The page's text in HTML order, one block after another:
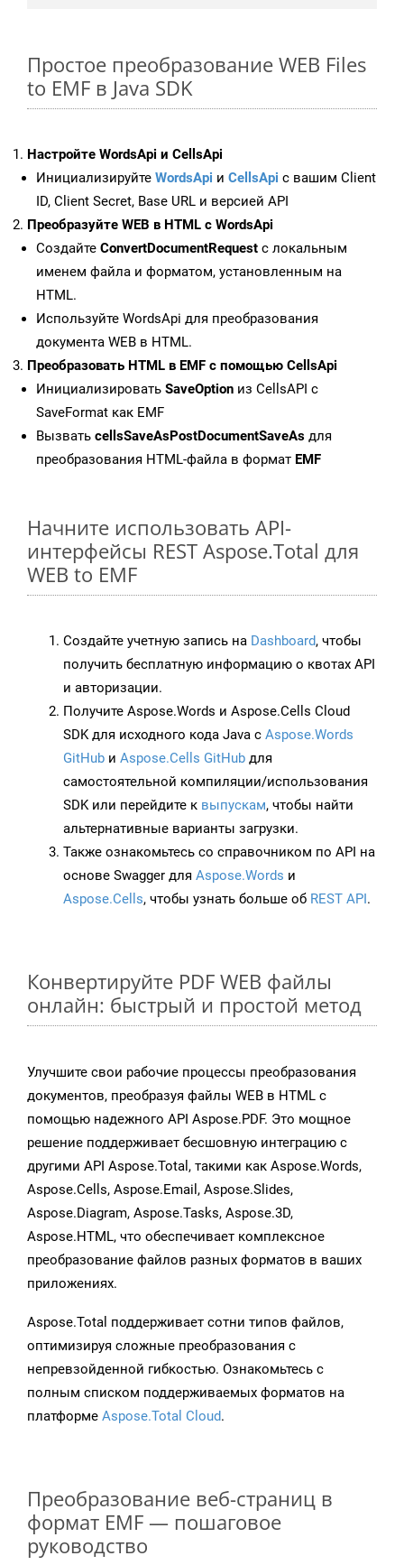
Простое преобразование WEB Files
to EMF в Java SDK
Настройте WordsApi и CellsApi
Инициализируйте WordsApi и CellsApi с вашим Client
ID, Client Secret, Base URL и версией API
Преобразуйте WEB в HTML с WordsApi
Создайте ConvertDocumentRequest с локальным
именем файла и форматом, установленным на
HTML.
Используйте WordsApi для преобразования
документа WEB в HTML.
Преобразовать HTML в EMF с помощью CellsApi
Инициализировать SaveOption из CellsAPI с
SaveFormat как EMF
Вызвать cellsSaveAsPostDocumentSaveAs для
преобразования HTML-файла в формат EMF
Начните использовать API-
интерфейсы REST Aspose.Total для
WEB to EMF
Создайте учетную запись на Dashboard, чтобы
получить бесплатную информацию о квотах API
и авторизации.
Получите Aspose.Words и Aspose.Cells Cloud
SDK для исходного кода Java с Aspose.Words
GitHub и Aspose.Cells GitHub для
самостоятельной компиляции/использования
SDK или перейдите к выпускам, чтобы найти
альтернативные варианты загрузки.
Также ознакомьтесь со справочником по API на
основе Swagger для Aspose.Words и
Aspose.Cells, чтобы узнать больше об REST API.
Конвертируйте PDF WEB файлы
онлайн: быстрый и простой метод
Улучшите свои рабочие процессы преобразования
документов, преобразуя файлы WEB в HTML с
помощью надежного API Aspose.PDF. Это мощное
решение поддерживает бесшовную интеграцию с
другими API Aspose.Total, такими как Aspose.Words,
Aspose.Cells, Aspose.Email, Aspose.Slides,
Aspose.Diagram, Aspose.Tasks, Aspose.3D,
Aspose.HTML, что обеспечивает комплексное
преобразование файлов разных форматов в ваших
приложениях.
Aspose.Total поддерживает сотни типов файлов,
оптимизируя сложные преобразования с
непревзойденной гибкостью. Ознакомьтесь с
полным списком поддерживаемых форматов на
платформе Aspose.Total Cloud.
Преобразование веб-страниц в
формат EMF — пошаговое
руководство